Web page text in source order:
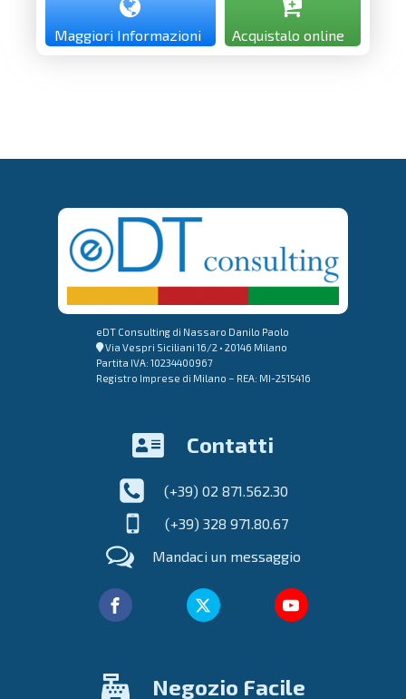
Maggiori Informazioni Acquistalo online
eDT Consulting di Nassaro Danilo Paolo
Via Vespri Siciliani 16/2 • 20146 Milano
Partita IVA: 10234400967
Registro Imprese di Milano – REA: MI-2515416
Contatti
(+39) 02 871.562.30
(+39) 328 971.80.67
Mandaci un messaggio
Negozio Facile